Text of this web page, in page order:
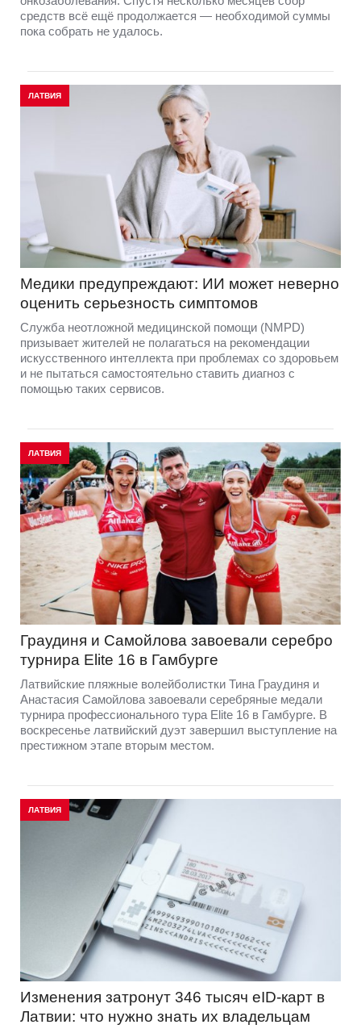
средств всё ещё продолжается — необходимой суммы
пока собрать не удалось.
ЛАТВИЯ
Медики предупреждают: ИИ может неверно
оценить серьезность симптомов
Служба неотложной медицинской помощи (NMPD)
призывает жителей не полагаться на рекомендации
искусственного интеллекта при проблемах со здоровьем
и не пытаться самостоятельно ставить диагноз с
помощью таких сервисов.
ЛАТВИЯ
Граудиня и Самойлова завоевали серебро
турнира Elite 16 в Гамбурге
Латвийские пляжные волейболистки Тина Граудиня и
Анастасия Самойлова завоевали серебряные медали
турнира профессионального тура Elite 16 в Гамбурге. В
воскресенье латвийский дуэт завершил выступление на
престижном этапе вторым местом.
ЛАТВИЯ
Изменения затронут 346 тысяч eID-карт в
Латвии: что нужно знать их владельцам